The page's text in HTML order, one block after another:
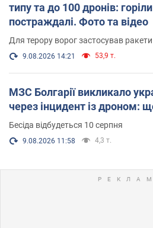
типу та до 100 дронів: горіли
постраждалі. Фото та відео
Для терору ворог застосував
9.08.2026 14:21 53,9 т.
МЗС Болгарії викликало
через інцидент із дроном:
Бесіда відбудеться 10 серпня
9.08.2026 11:58 4,3 т.